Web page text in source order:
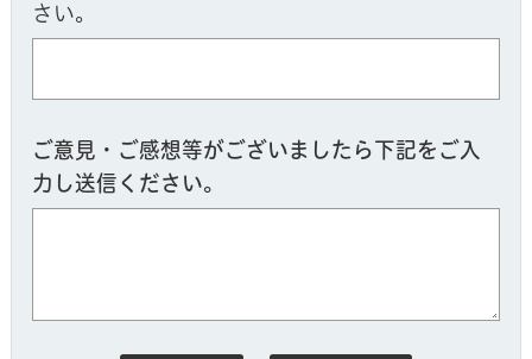
さい。
ご意見・ご感想等がございましたら下記をご入
力し送信ください。